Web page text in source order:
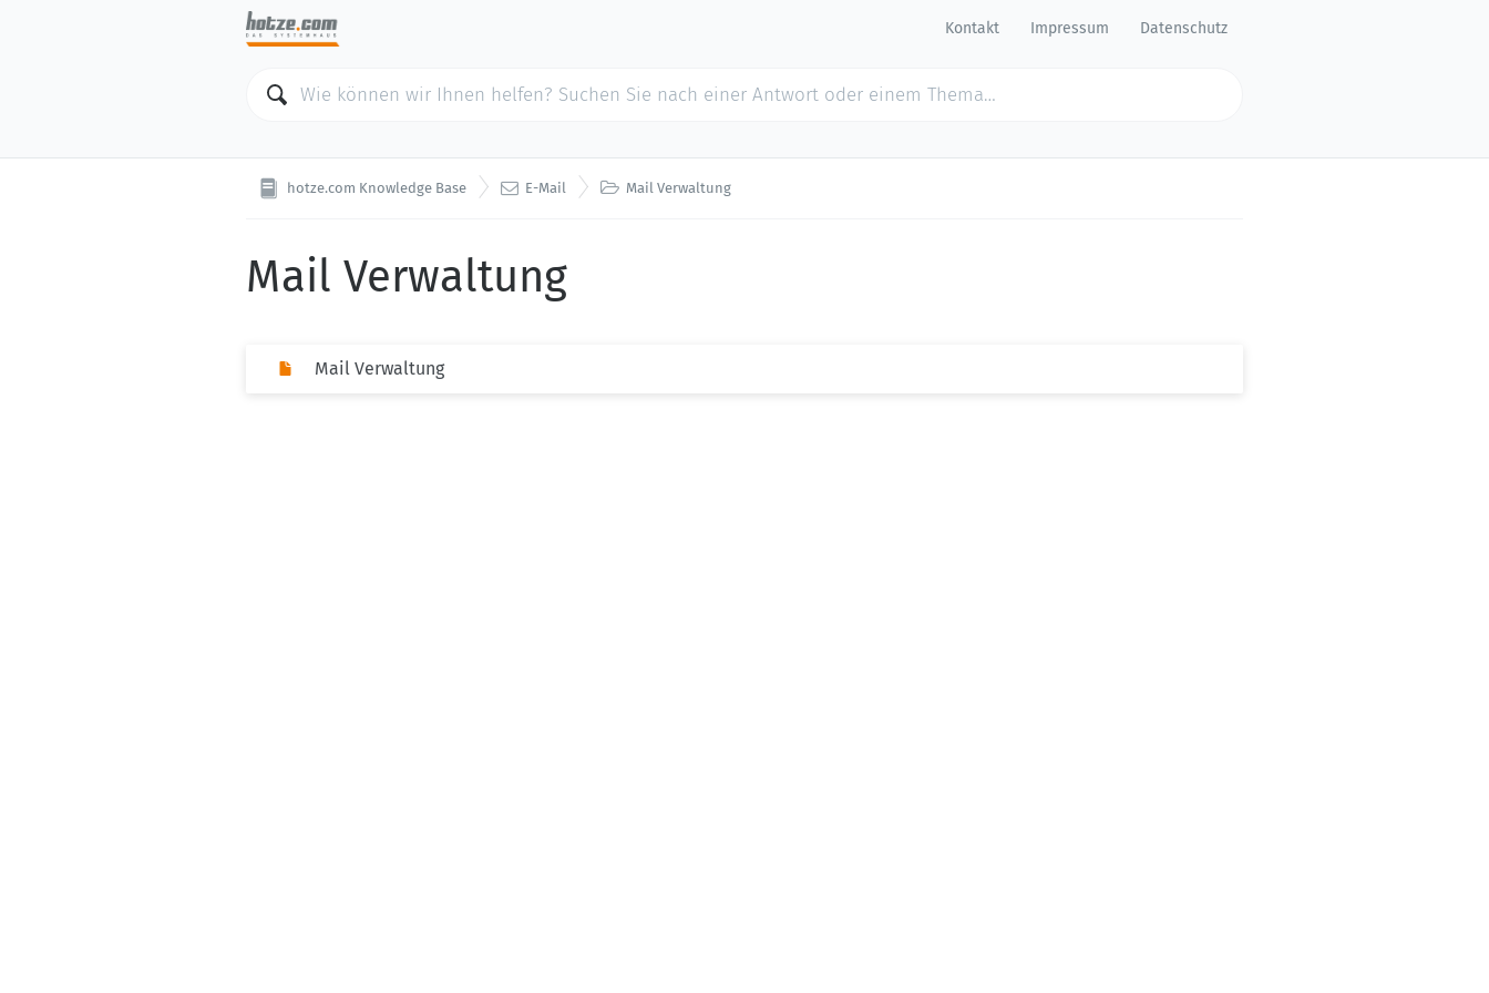
Kontakt Impressum Datenschutz
hotze.com Knowledge Base  E-Mail  Mail Verwaltung
Mail Verwaltung
Mail Verwaltung